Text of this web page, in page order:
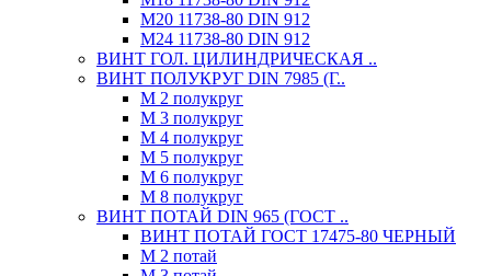
М20 11738-80 DIN 912
М24 11738-80 DIN 912
ВИНТ ГОЛ. ЦИЛИНДРИЧЕСКАЯ ..
ВИНТ ПОЛУКРУГ DIN 7985 (Г..
М 2 полукруг
М 3 полукруг
М 4 полукруг
М 5 полукруг
М 6 полукруг
М 8 полукруг
ВИНТ ПОТАЙ DIN 965 (ГОСТ ..
ВИНТ ПОТАЙ ГОСТ 17475-80 ЧЕРНЫЙ
М 2 потай